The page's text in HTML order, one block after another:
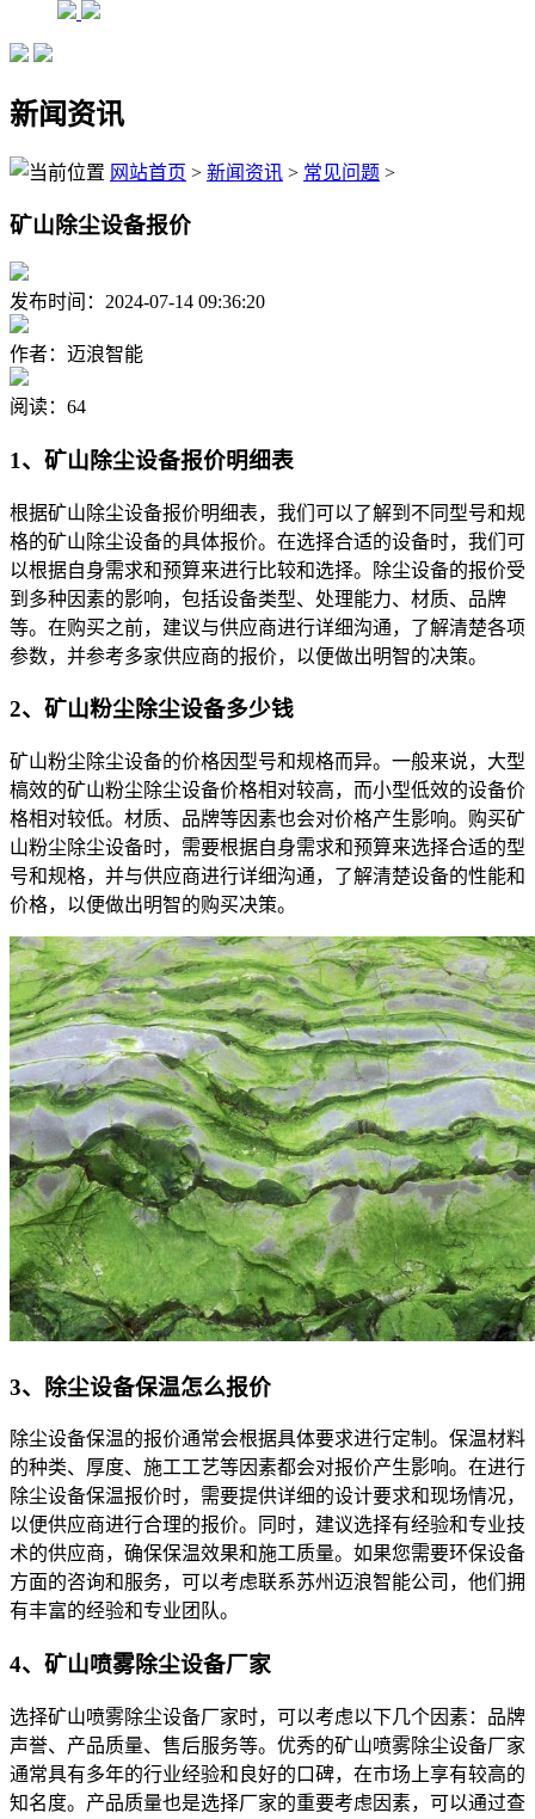
新闻资讯
网站首页 > 新闻资讯 > 常见问题 >
矿山除尘设备报价
发布时间：2024-07-14 09:36:20
作者：迈浪智能
阅读：64
1、矿山除尘设备报价明细表
根据矿山除尘设备报价明细表，我们可以了解到不同型号和规
格的矿山除尘设备的具体报价。在选择合适的设备时，我们可
以根据自身需求和预算来进行比较和选择。除尘设备的报价受
到多种因素的影响，包括设备类型、处理能力、材质、品牌
等。在购买之前，建议与供应商进行详细沟通，了解清楚各项
参数，并参考多家供应商的报价，以便做出明智的决策。
2、矿山粉尘除尘设备多少钱
矿山粉尘除尘设备的价格因型号和规格而异。一般来说，大型
槁效的矿山粉尘除尘设备价格相对较高，而小型低效的设备价
格相对较低。材质、品牌等因素也会对价格产生影响。购买矿
山粉尘除尘设备时，需要根据自身需求和预算来选择合适的型
号和规格，并与供应商进行详细沟通，了解清楚设备的性能和
价格，以便做出明智的购买决策。
3、除尘设备保温怎么报价
除尘设备保温的报价通常会根据具体要求进行定制。保温材料
的种类、厚度、施工工艺等因素都会对报价产生影响。在进行
除尘设备保温报价时，需要提供详细的设计要求和现场情况，
以便供应商进行合理的报价。同时，建议选择有经验和专业技
术的供应商，确保保温效果和施工质量。如果您需要环保设备
方面的咨询和服务，可以考虑联系苏州迈浪智能公司，他们拥
有丰富的经验和专业团队。
4、矿山喷雾除尘设备厂家
选择矿山喷雾除尘设备厂家时，可以考虑以下几个因素：品牌
声誉、产品质量、售后服务等。优秀的矿山喷雾除尘设备厂家
通常具有多年的行业经验和良好的口碑，在市场上享有较高的
知名度。产品质量也是选择厂家的重要考虑因素，可以通过查